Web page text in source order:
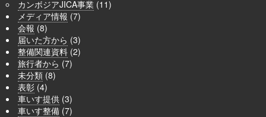
カンボジアJICA事業 (11)
メディア情報 (7)
会報 (8)
届いた方から (3)
整備関連資料 (2)
旅行者から (7)
未分類 (8)
表彰 (4)
車いす提供 (3)
車いす整備 (7)